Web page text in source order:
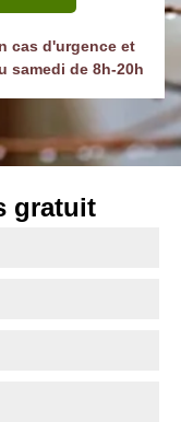
cas d'urgence et
samedi de 8h-20h
gratuit